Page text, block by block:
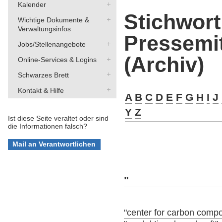
Kalender
Wichtige Dokumente &
Verwaltungsinfos
Jobs/Stellenangebote
Online-Services & Logins
Schwarzes Brett
Kontakt & Hilfe
Ist diese Seite veraltet oder sind
die Informationen falsch?
(Archiv)
A B C D E F G H I J
Y Z
"
"center for carbon